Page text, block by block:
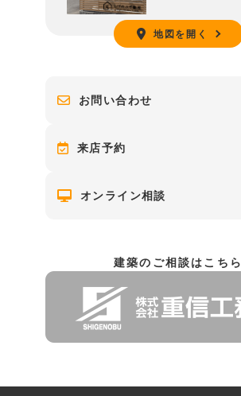
地図を開く
お問い合わせ
来店予約
オンライン相談
建築のご相談はこちら